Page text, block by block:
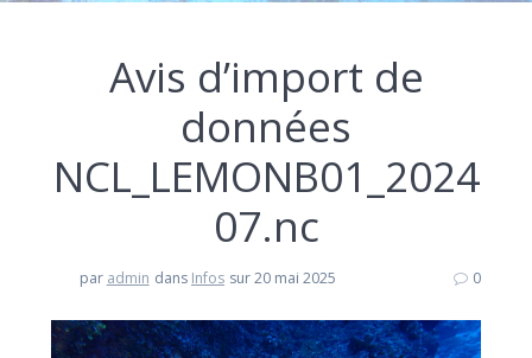
Avis d’import de
données
NCL_LEMONB01_2024
07.nc
par admin dans Infos sur 20 mai 2025 0